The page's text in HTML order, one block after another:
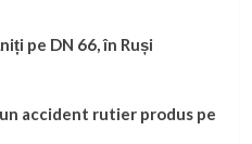
pe DN 66, în Ruși
accident rutier produs pe